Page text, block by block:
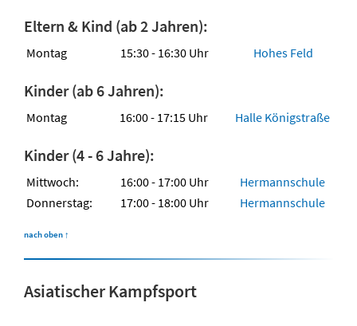
Eltern & Kind (ab 2 Jahren):
Montag 15:30 - 16:30 Uhr Hohes Feld
Kinder (ab 6 Jahren):
Montag 16:00 - 17:15 Uhr Halle Königstraße
Kinder (4 - 6 Jahre):
Mittwoch: 16:00 - 17:00 Uhr
Hermannschule
Donnerstag:
17:00 - 18:00 Uhr Hermannschule
nach oben ↑
Asiatischer Kampfsport